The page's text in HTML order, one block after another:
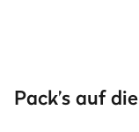
Pack’s auf